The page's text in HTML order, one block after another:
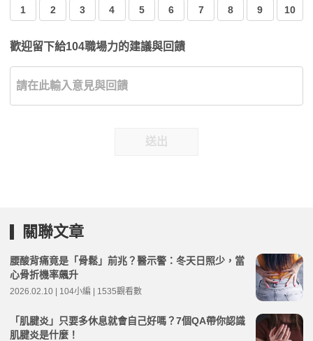
1 2 3 4 5 6 7 8 9 10
歡迎留下給104職場力的建議與回饋
送出
關聯文章
腰酸背痛竟是「骨鬆」前兆？醫示警：冬天日照少，當
心骨折機率飆升
2026.02.10 | 104小編 | 1535觀看數
「肌腱炎」只要多休息就會自己好嗎？7個QA帶你認識
肌腱炎是什麼！